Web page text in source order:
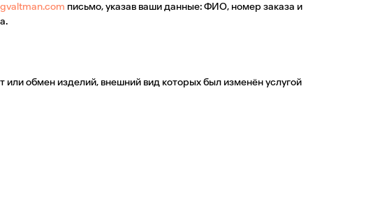
письмо, указав ваши данные: ФИО, номер заказа и
или обмен изделий, внешний вид которых был изменён услугой